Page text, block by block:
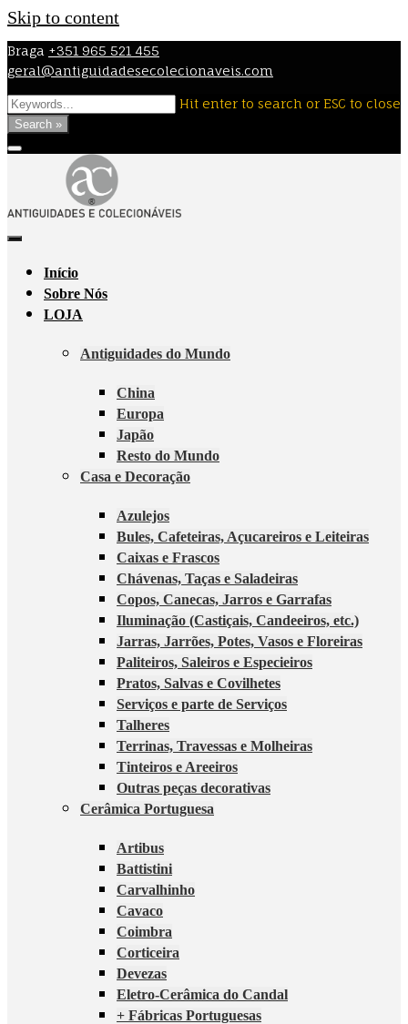
Skip to content
Braga +351 965 521 455
geral@antiguidadesecolecionaveis.com
Hit enter to search or ESC to close
Search »
Início
Sobre Nós
LOJA
Antiguidades do Mundo
China
Europa
Japão
Resto do Mundo
Casa e Decoração
Azulejos
Bules, Cafeteiras, Açucareiros e Leiteiras
Caixas e Frascos
Chávenas, Taças e Saladeiras
Copos, Canecas, Jarros e Garrafas
Iluminação (Castiçais, Candeeiros, etc.)
Jarras, Jarrões, Potes, Vasos e Floreiras
Paliteiros, Saleiros e Especieiros
Pratos, Salvas e Covilhetes
Serviços e parte de Serviços
Talheres
Terrinas, Travessas e Molheiras
Tinteiros e Areeiros
Outras peças decorativas
Cerâmica Portuguesa
Artibus
Battistini
Carvalhinho
Cavaco
Coimbra
Corticeira
Devezas
Eletro-Cerâmica do Candal
+ Fábricas Portuguesas